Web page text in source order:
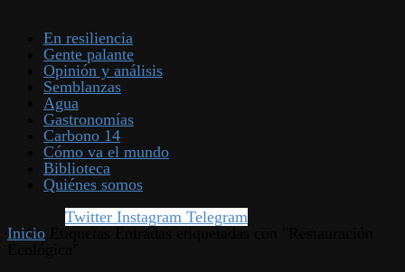
En resiliencia
Gente palante
Opinión y análisis
Semblanzas
Agua
Gastronomías
Carbono 14
Cómo va el mundo
Biblioteca
Quiénes somos
Twitter Instagram Telegram
Inicio